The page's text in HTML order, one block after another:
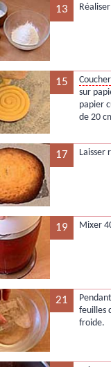
13
15 Coucher
sur
papier
de 20
17 Laisser
19 Mixer
21
feuilles
froide.